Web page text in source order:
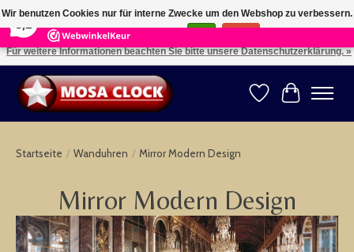
164 Reviews ×
Kies uw taal: NL -- Wählen Sie ihre Sprache: DE -- Choose your language: EN ⇓ ⇒
Wunschzettel
Ihr
Startseite / Wanduhren / Mirror Modern Design
Mirror Modern Design
Wir benutzen Cookies nur für interne Zwecke um den Webshop zu verbessern.
Ist das in Ordnung?
Für weitere Informationen beachten Sie bitte unsere Datenschutzerklärung. »